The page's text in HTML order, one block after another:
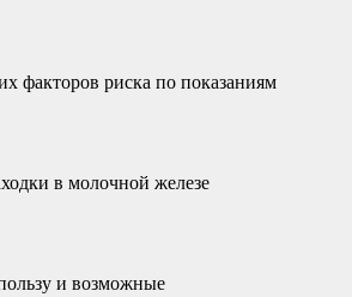
факторов риска по показаниям
в молочной железе
и возможные